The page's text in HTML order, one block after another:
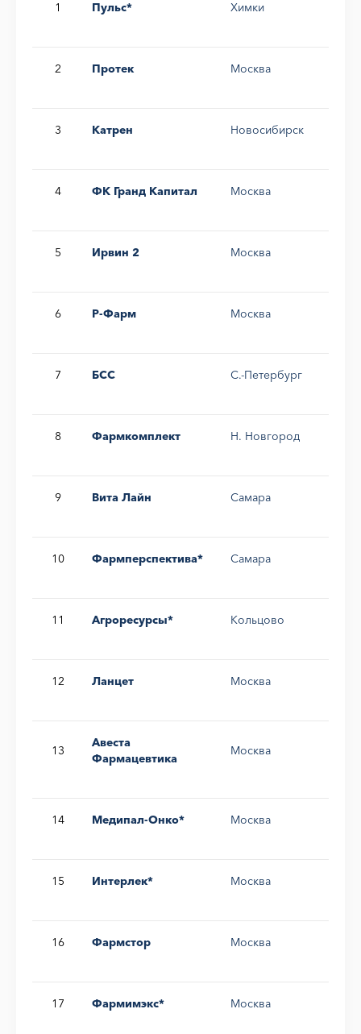
1 Пульс* Химки
2 Протек Москва
3 Катрен Новосибирск
4 ФК Гранд Капитал Москва
5 Ирвин 2 Москва
6 Р-Фарм Москва
7 БСС С.-Петербург
8 Фармкомплект Н. Новгород
9 Вита Лайн Самара
10 Фармперспектива* Самара
11 Агроресурсы* Кольцово
12 Ланцет Москва
13
Авеста
Фармацевтика
Москва
14 Медипал-Онко* Москва
15 Интерлек* Москва
16 Фармстор Москва
17 Фармимэкс* Москва